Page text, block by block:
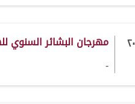
مهرجان البشائر السنوي
-